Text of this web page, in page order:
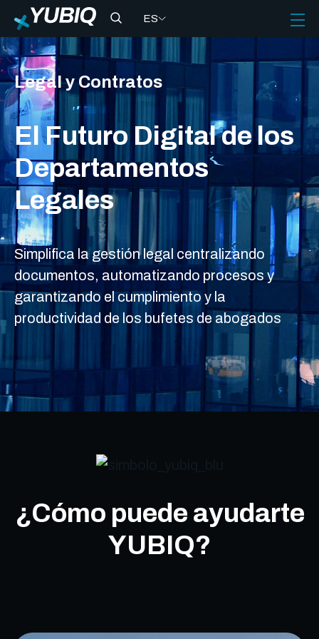
ES
Legal y Contratos
El Futuro Digital de los
Departamentos
Legales
Simplifica la gestión legal centralizando
documentos, automatizando procesos y
garantizando el cumplimiento y la
productividad de los bufetes de abogados
¿Cómo puede ayudarte
YUBIQ?